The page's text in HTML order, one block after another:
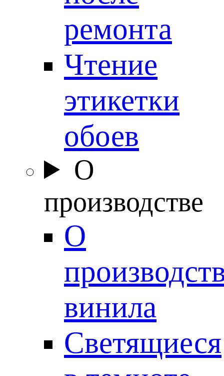
ремонта
Чтение
этикетки
обоев
О
производстве
О
винила
Светящиеся